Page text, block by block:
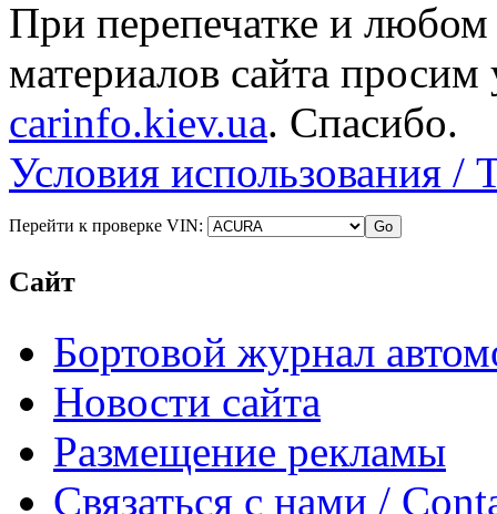
При перепечатке и
материалов сайта просим
carinfo.kiev.ua. Спасибо.
Условия использования /
Перейти к проверке VIN:
Сайт
Бортовой журнал
Новости сайта
Размещение рекламы
Связаться с нами /